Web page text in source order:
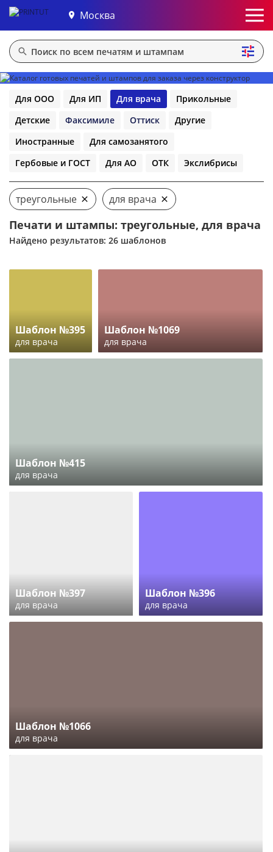
Москва
Для ООО Для ИП Для врача
Прикольные
Детские
Факсимиле Оттиск
Другие
Иностранные
Для самозанятого
Гербовые и ГОСТ
Для АО ОТК Экслибрисы
треугольные для врача
Печати и штампы: треугольные, для врача
Найдено результатов: 26 шаблонов
Шаблон №395
для врача
Шаблон №1069
для врача
Шаблон №415
для врача
Шаблон №397
для врача
Шаблон №396
для врача
Шаблон №1066
для врача